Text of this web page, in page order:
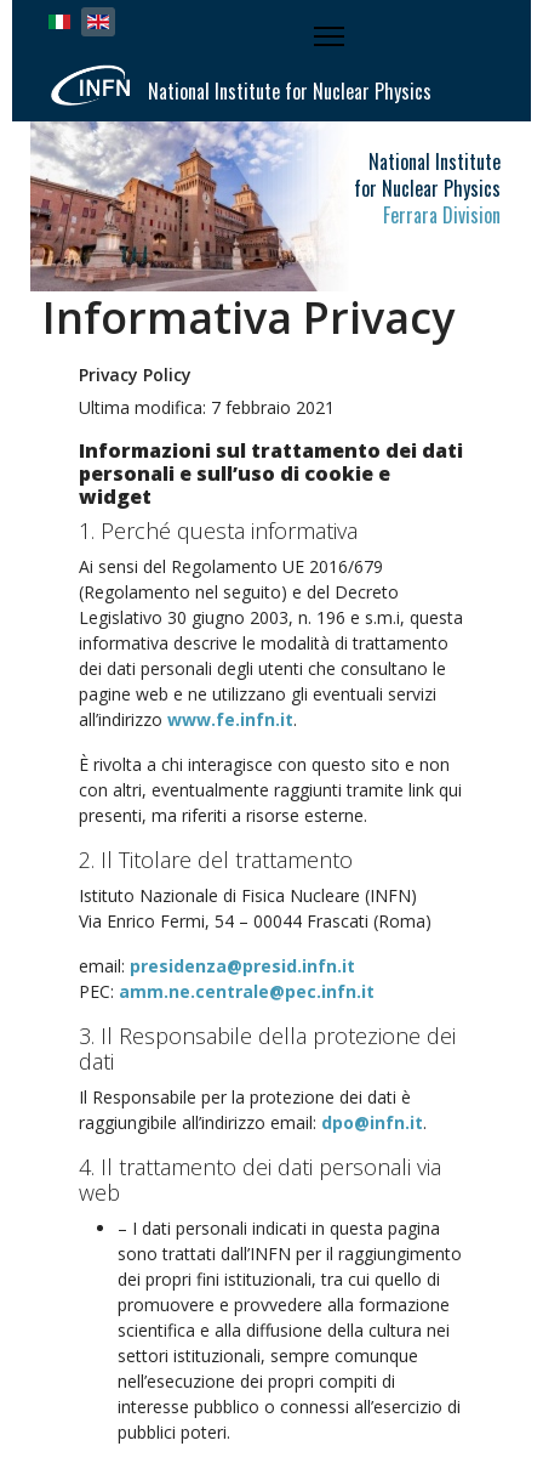
Select your language
National Institute for Nuclear Physics
National Institute
for Nuclear Physics
Ferrara Division
Informativa Privacy
Privacy Policy
Ultima modifica: 7 febbraio 2021
Informazioni sul trattamento dei dati
personali e sull’uso di cookie e
widget
1. Perché questa informativa
Ai sensi del Regolamento UE 2016/679
(Regolamento nel seguito) e del Decreto
Legislativo 30 giugno 2003, n. 196 e s.m.i, questa
informativa descrive le modalità di trattamento
dei dati personali degli utenti che consultano le
pagine web e ne utilizzano gli eventuali servizi
all’indirizzo www.fe.infn.it.
È rivolta a chi interagisce con questo sito e non
con altri, eventualmente raggiunti tramite link qui
presenti, ma riferiti a risorse esterne.
2. Il Titolare del trattamento
Istituto Nazionale di Fisica Nucleare (INFN)
Via Enrico Fermi, 54 – 00044 Frascati (Roma)
email: presidenza@presid.infn.it
PEC: amm.ne.centrale@pec.infn.it
3. Il Responsabile della protezione dei
dati
Il Responsabile per la protezione dei dati è
raggiungibile all’indirizzo email: dpo@infn.it.
4. Il trattamento dei dati personali via
web
– I dati personali indicati in questa pagina
sono trattati dall’INFN per il raggiungimento
dei propri fini istituzionali, tra cui quello di
promuovere e provvedere alla formazione
scientifica e alla diffusione della cultura nei
settori istituzionali, sempre comunque
nell’esecuzione dei propri compiti di
interesse pubblico o connessi all’esercizio di
pubblici poteri.